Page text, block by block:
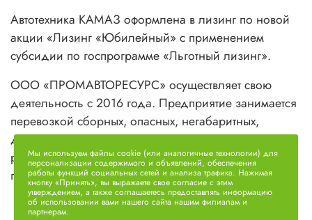
Автотехника КАМАЗ оформлена в лизинг по новой
акции «Лизинг «Юбилейный» с применением
субсидии по госпрограмме «Льготный лизинг».
ООО «ПРОМАВТОРЕСУРС» осуществляет свою
деятельность с 2016 года. Предприятие занимается
перевозкой сборных, опасных, негабаритных,
длинномерных грузов. Осуществляет
рефрижераторные, контейнерные перевозки,
грузоперевозки еврофурами.
Мы используем файлы cookie (или аналогичные технологии) для
персонализации содержимого и объявлений, обеспечения
работы функций социальных сетей и анализа трафика. Нажимая
кнопку «Принять», вы выражаете свое согласие с этим
утверждением, а также соглашаетесь предоставлять информацию
об использовании вами нашего сайта нашим филиалам и
партнерам.